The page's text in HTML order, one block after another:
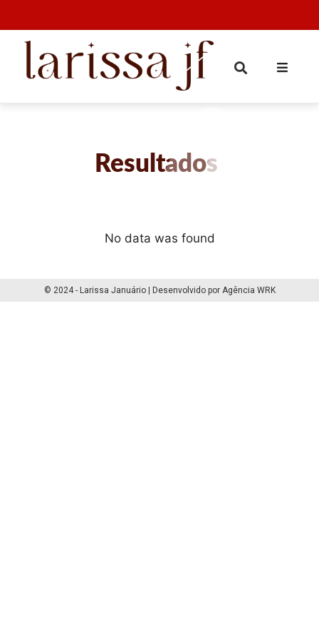
Resultados
No data was found
© 2024 - Larissa Januário | Desenvolvido por Agência WRK